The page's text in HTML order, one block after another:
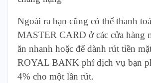
Ngoài ra bạn cũng có thể thanh
MASTER CARD ở các cửa hàng
ăn nhanh hoặc để dành rút tiền
ROYAL BANK phí dịch vụ bạn
4% cho một lần rút.